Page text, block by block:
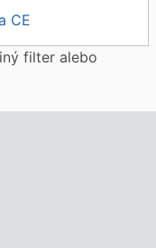
CE
filter alebo